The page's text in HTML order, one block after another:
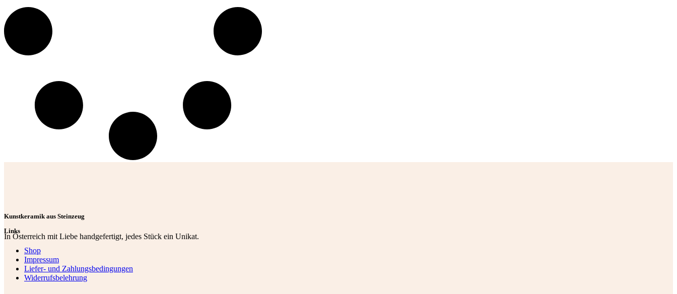
Kunstkeramik aus Steinzeug
In Österreich mit Liebe handgefertigt, jedes Stück ein Unikat.
Links
Shop
Impressum
Liefer- und Zahlungsbedingungen
Widerrufsbelehrung